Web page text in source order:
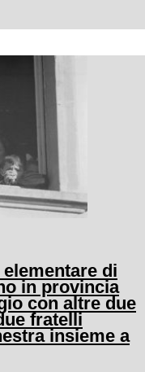
di
in provincia
con altre due
fratelli
insieme a